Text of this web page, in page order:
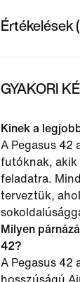
Értékelések
GYAKORI
Kinek a
A Pegasus 42
futóknak, akik
feladatra.
terveztük,
Milyen
42?
A Pegasus 42
hosszúságú